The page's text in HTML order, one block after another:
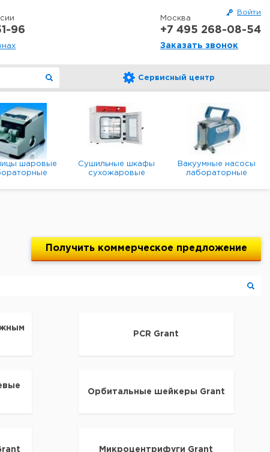
Войти
96
Москва
+7 495 268-08-54
Заказать звонок
Сервисный центр
шаровые
Сушильные шкафы
сухожаровые
Вакуумные насосы
лабораторные
мембранные
Получить коммерческое предложение
PCR Grant
Орбитальные шейкеры Grant
Микроцентрифуги Grant